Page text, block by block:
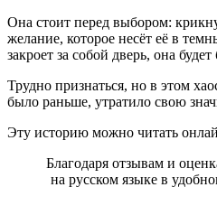
Она стоит перед выбором:
желание, которое несёт её в
закроет за собой дверь, она
Трудно признаться, но в этом
было раньше, утратило свою
Эту историю можно читать
Благодаря отзывам и
на русском языке в